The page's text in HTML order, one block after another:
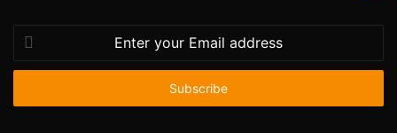
your
Email